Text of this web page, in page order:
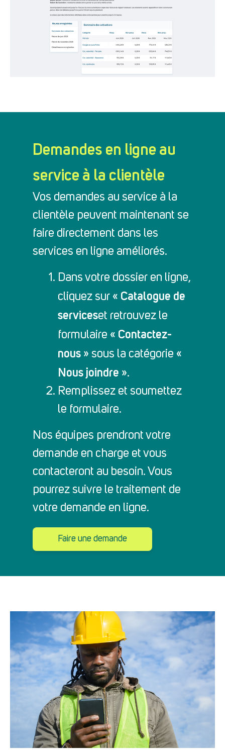
Demandes en ligne au
service à la clientèle
Vos demandes au service à la
clientèle peuvent maintenant se
faire directement dans les
services en ligne améliorés.
Dans votre dossier en ligne,
cliquez sur « Catalogue de
serviceset retrouvez le
formulaire « Contactez-
nous » sous la catégorie «
Nous joindre ».
Remplissez et soumettez
le formulaire.
Nos équipes prendront votre
demande en charge et vous
contacteront au besoin. Vous
pourrez suivre le traitement de
votre demande en ligne.
Faire une demande